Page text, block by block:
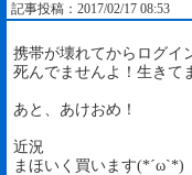
記事投稿：2017/02/17 08:53
携帯が壊れてからログ
死んでませんよ！生きて
あと、あけおめ！
近況
まほいく買います(*´ω`*)